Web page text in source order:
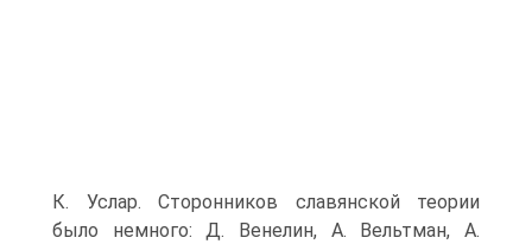
К. Услар. Сторонников славянской теории
было немного: Д. Венелин, А. Вельтман, А.